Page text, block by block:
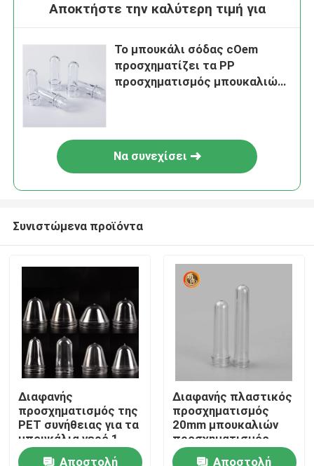
Αρχική Σελίδα
Προϊόντα
Βίντεο
Αποκτήστε την καλύτερη τιμή για
Το μπουκάλι σόδας cOem
προσχηματίζει τα PP
προσχηματισμός μπουκαλιών
Να συνεχίσει
Συνιστώμενα προϊόντα
Διαφανής
προσχηματισμός της
PET συνήθειας για τα
μπουκάλια νερό 1
λίτρο
Αποστολή
Διαφανής πλαστικός
προσχηματισμός
20mm μπουκαλιών
προσχηματισμός
22mm 24mm 28mm
Αποστολή